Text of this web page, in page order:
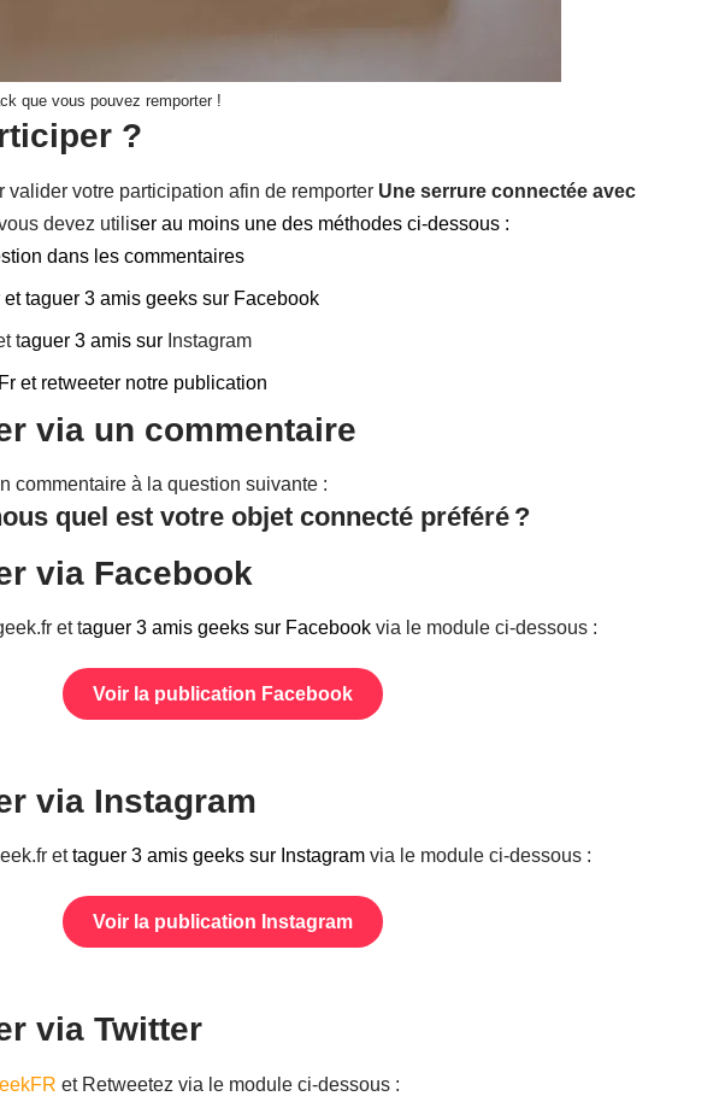
que vous pouvez remporter !
?
valider votre participation afin de remporter Une serrure connectée avec
devez utiliser au moins une des méthodes ci-dessous :
dans les commentaires
et taguer 3 amis geeks sur Facebook
taguer 3 amis sur Instagram
et retweeter notre publication
via un commentaire
commentaire à la question suivante :
quel est votre objet connecté préféré ?
via Facebook
et taguer 3 amis geeks sur Facebook via le module ci-dessous :
Voir la publication Facebook
via Instagram
ettaguer 3 amis geeks sur Instagram via le module ci-dessous :
Voir la publication Instagram
via Twitter
et Retweetez via le module ci-dessous :